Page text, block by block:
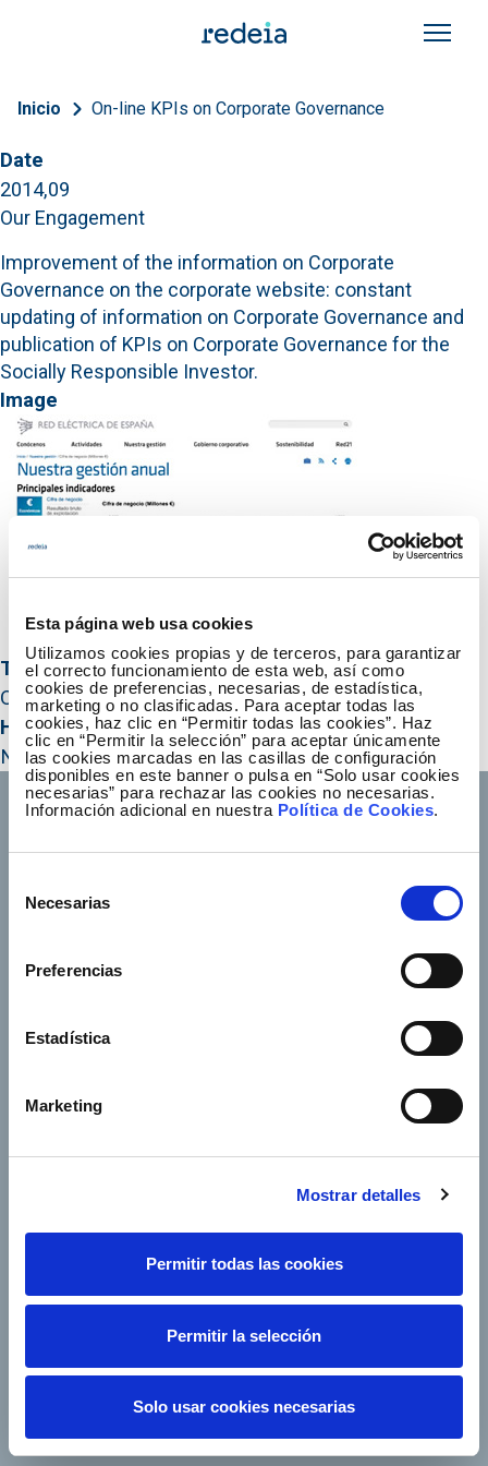
Esta página web usa cookies
Utilizamos cookies propias y de terceros, para garantizar
el correcto funcionamiento de esta web, así como
cookies de preferencias, necesarias, de estadística,
marketing o no clasificadas. Para aceptar todas las
cookies, haz clic en “Permitir todas las cookies”. Haz
clic en “Permitir la selección” para aceptar únicamente
las cookies marcadas en las casillas de configuración
disponibles en este banner o pulsa en “Solo usar cookies
necesarias” para rechazar las cookies no necesarias.
Información adicional en nuestra Política de Cookies.
Necesarias
Preferencias
Estadística
Marketing
Mostrar detalles
Permitir todas las cookies
Permitir la selección
Solo usar cookies necesarias
Breadcrumb
Inicio On-line KPIs on Corporate Governance
Date
2014,09
Our Engagement
Improvement of the information on Corporate
Governance on the corporate website: constant
updating of information on Corporate Governance and
publication of KPIs on Corporate Governance for the
Socially Responsible Investor.
Image
Title HTML
On-line KPIs on Corporate Governance
Hidden year
No
Footer TOP
About us
Shareholders and
Corporate Governance
Annual General
Shareholders’ Meeting
Our companies
Follow us